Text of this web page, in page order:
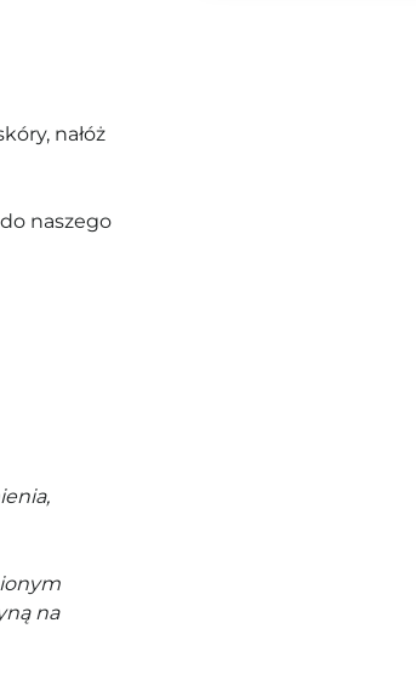
nałóż
naszego
na